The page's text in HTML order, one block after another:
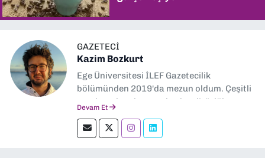
GAZETECI
Kazim Bozkurt
Ege Üniversitesi İLEF Gazetecilik
bölümünden 2019'da mezun oldum. Çeşitli
yerel ve ulusal gazetelerde editörlük,
okumayı severim.
Devam Et